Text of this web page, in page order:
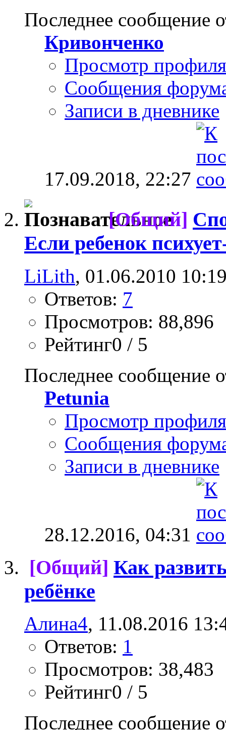
Последнее сообщение
Кривонченко
Просмотр профиля
Сообщения
Записи в дневнике
17.09.2018, 22:27
[Общий]
Если ребенок
LiLith, 01.06.2010
Ответов: 7
Просмотров: 88,896
Рейтинг0 / 5
Последнее сообщение
Petunia
Просмотр профиля
Сообщения
Записи в дневнике
28.12.2016, 04:31
[Общий] Как
ребёнке
Алина4, 11.08.2016
Ответов: 1
Просмотров: 38,483
Рейтинг0 / 5
Последнее сообщение